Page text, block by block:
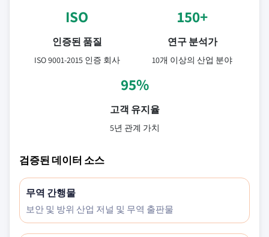
ISO
인증된 품질
ISO 9001-2015 인증 회사
150+
연구 분석가
10개 이상의 산업 분야
95%
고객 유지율
5년 관계 가치
검증된 데이터 소스
무역 간행물
보안 및 방위 산업 저널 및 무역 출판물